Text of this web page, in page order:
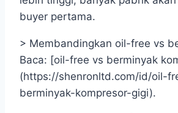
buyer pertama.
> Membandingkan oil-free vs
Baca: [oil-free vs berminyak
(https://shenronltd.com/id/oil-
berminyak-kompresor-gigi).